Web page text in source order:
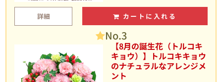
詳細 カートに入れる
No.3
【8月の誕生花（トルコキ
キョウ）】トルコキキョウ
のナチュラルなアレンジメ
ント